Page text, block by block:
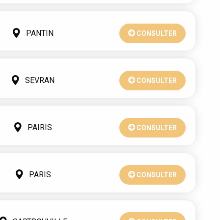
PANTIN CONSULTER
SEVRAN CONSULTER
PAIRIS CONSULTER
PARIS CONSULTER